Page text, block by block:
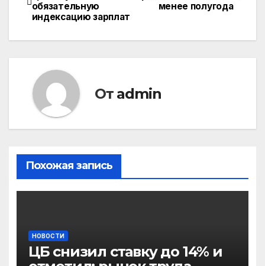
по
записям
менее полугода
обязательную
индексацию зарплат
От admin
Похожая запись
НОВОСТИ
ЦБ снизил ставку до 14% и